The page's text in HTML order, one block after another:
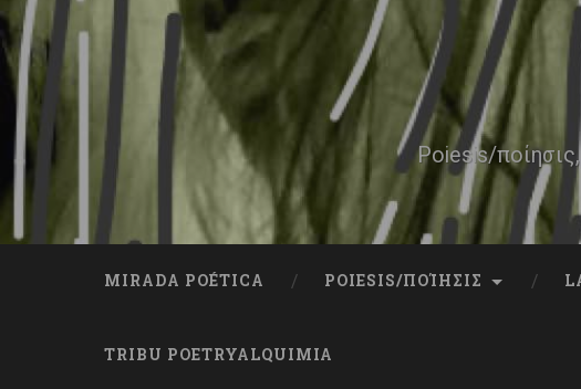
Skip
to
content
Search
Poiesis/
MIRADA POÉTICA POIESIS/ΠΟΊΗΣΙΣ
TRIBU POETRYALQUIMIA